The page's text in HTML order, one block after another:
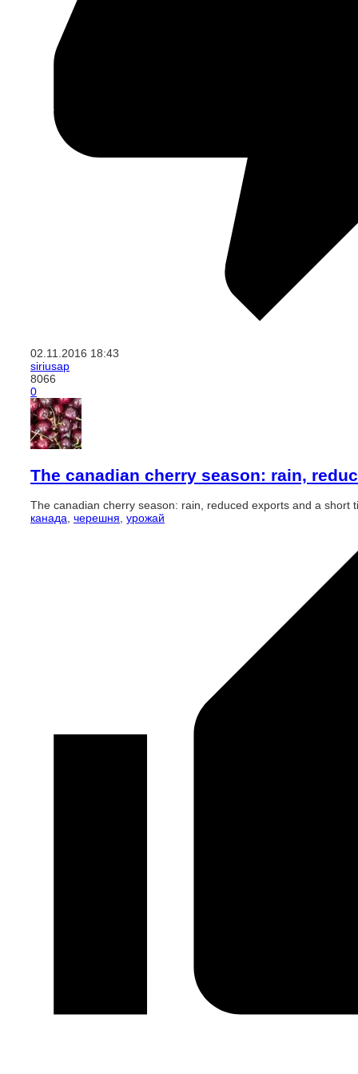
02.11.2016 18:43
siriusap
8066
0
The canadian cherry season: rain,
The canadian cherry season: rain, reduced exports and a short
канада черешня урожай